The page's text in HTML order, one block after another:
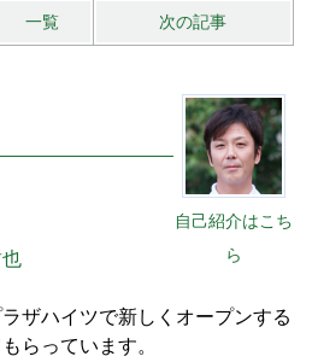
一覧 次の記事
自己紹介はこち
ら
ザハイツで新しくオープンする
らっています。